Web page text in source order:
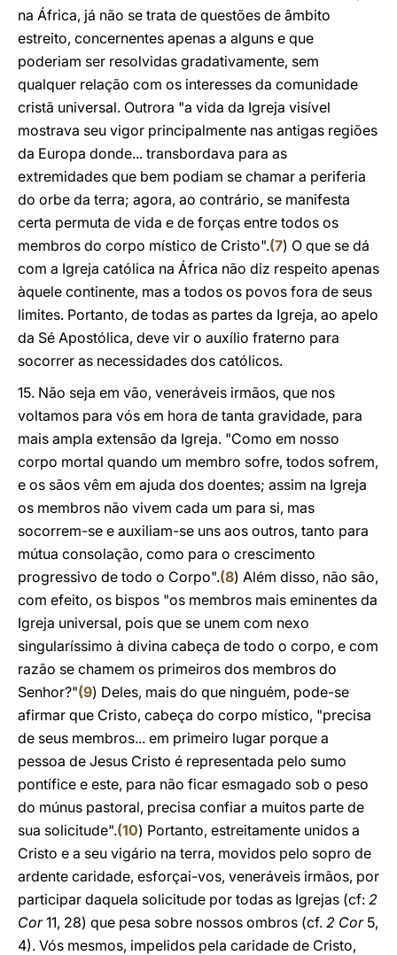
na África, já não se trata de questões de âmbito
estreito, concernentes apenas a alguns e que
poderiam ser resolvidas gradativamente, sem
qualquer relação com os interesses da comunidade
cristã universal. Outrora "a vida da Igreja visível
mostrava seu vigor principalmente nas antigas regiões
da Europa donde... transbordava para as
extremidades que bem podiam se chamar a periferia
do orbe da terra; agora, ao contrário, se manifesta
certa permuta de vida e de forças entre todos os
membros do corpo místico de Cristo".(7) O que se dá
com a Igreja católica na África não diz respeito apenas
àquele continente, mas a todos os povos fora de seus
limites. Portanto, de todas as partes da Igreja, ao apelo
da Sé Apostólica, deve vir o auxílio fraterno para
socorrer as necessidades dos católicos.
15. Não seja em vão, veneráveis irmãos, que nos
voltamos para vós em hora de tanta gravidade, para
mais ampla extensão da Igreja. "Como em nosso
corpo mortal quando um membro sofre, todos sofrem,
e os sãos vêm em ajuda dos doentes; assim na Igreja
os membros não vivem cada um para si, mas
socorrem-se e auxiliam-se uns aos outros, tanto para
mútua consolação, como para o crescimento
progressivo de todo o Corpo".(8) Além disso, não são,
com efeito, os bispos "os membros mais eminentes da
Igreja universal, pois que se unem com nexo
singularíssimo à divina cabeça de todo o corpo, e com
razão se chamem os primeiros dos membros do
Senhor?"(9) Deles, mais do que ninguém, pode-se
afirmar que Cristo, cabeça do corpo místico, "precisa
de seus membros... em primeiro lugar porque a
pessoa de Jesus Cristo é representada pelo sumo
pontífice e este, para não ficar esmagado sob o peso
do múnus pastoral, precisa confiar a muitos parte de
sua solicitude".(10) Portanto, estreitamente unidos a
Cristo e a seu vigário na terra, movidos pelo sopro de
ardente caridade, esforçai-vos, veneráveis irmãos, por
participar daquela solicitude por todas as Igrejas (cf: 2
Cor11, 28) que pesa sobre nossos ombros (cf. 2 Cor5,
4). Vós mesmos, impelidos pela caridade de Cristo,